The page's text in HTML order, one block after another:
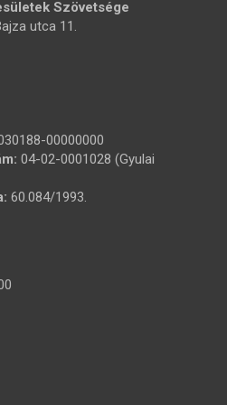
Szövetsége
utca 11.
00000000
04-02-0001028 (Gyulai
60.084/1993.